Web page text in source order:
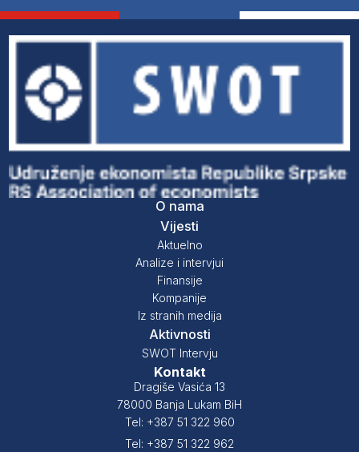
O nama
Vijesti
Aktuelno
Analize i intervjui
Finansije
Kompanije
Iz stranih medija
Aktivnosti
SWOT Intervju
Kontakt
Dragiše Vasića 13
78000 Banja Lukam BiH
Tel: +387 51 322 960
Tel: +387 51 322 962